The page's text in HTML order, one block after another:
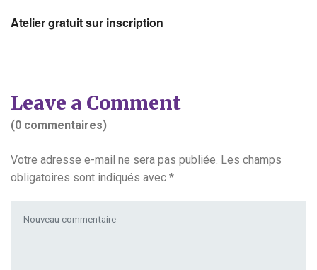
Atelier gratuit sur inscription
Leave a Comment
(0 commentaires)
Votre adresse e-mail ne sera pas publiée. Les champs
obligatoires sont indiqués avec *